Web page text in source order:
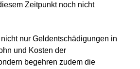
Zeitpunkt noch nicht
nur Geldentschädigungen in
und Kosten der
begehren zudem die